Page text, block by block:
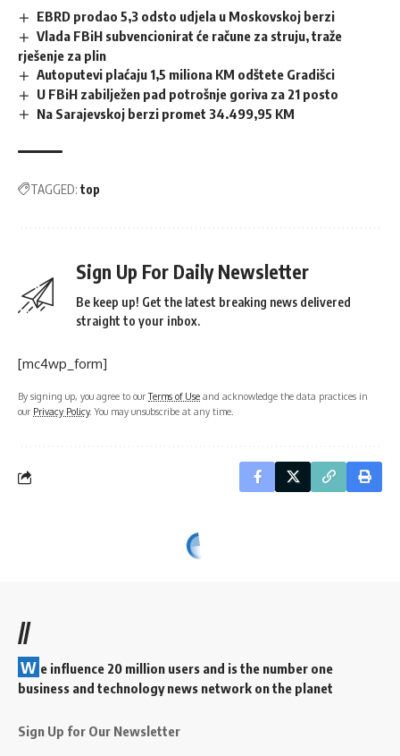
EBRD prodao 5,3 odsto udjela u Moskovskoj berzi
Vlada FBiH subvencionirat će račune za struju, traže
rješenje za plin
Autoputevi plaćaju 1,5 miliona KM odštete Gradišci
U FBiH zabilježen pad potrošnje goriva za 21 posto
Na Sarajevskoj berzi promet 34.499,95 KM
TAGGED: top
Sign Up For Daily Newsletter
Be keep up! Get the latest breaking news delivered
straight to your inbox.
[mc4wp_form]
By signing up, you agree to ourTerms of Use and acknowledge the data practices in
our Privacy Policy. You may unsubscribe at any time.
//
W e influence 20 million users and is the number one
business and technology news network on the planet
Sign Up for Our Newsletter